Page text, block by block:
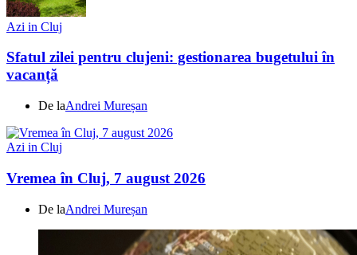
Azi in Cluj
Sfatul zilei pentru clujeni: gestionarea bugetului în
vacanță
De laAndrei Mureșan
Azi in Cluj
Vremea în Cluj, 7 august 2026
De laAndrei Mureșan